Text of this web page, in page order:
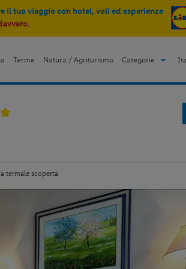
il tuo viaggio con hotel, voli ed esperienze
Terme Natura / Agriturismo Categorie
termale scoperta